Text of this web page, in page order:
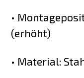
•
(erhöht)
• Material: